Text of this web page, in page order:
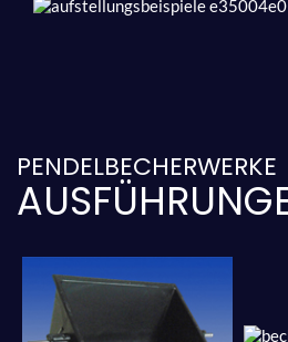
PENDELBECHERWERKE